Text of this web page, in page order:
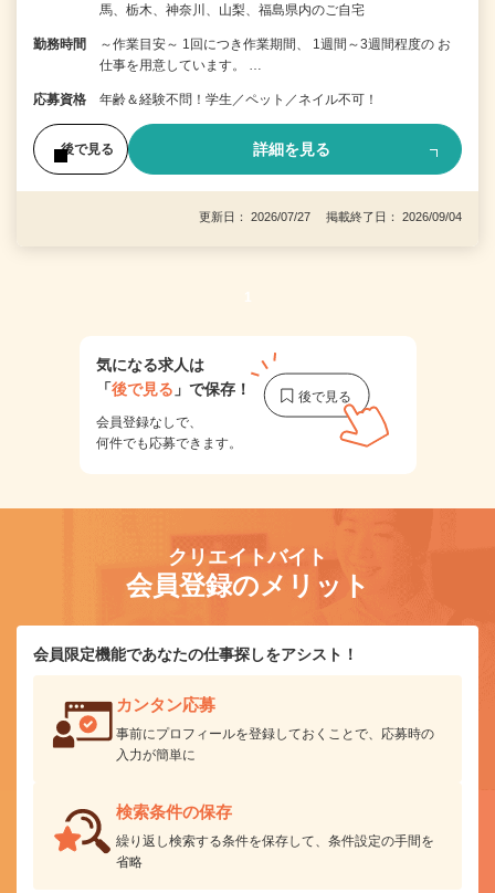
馬、栃木、神奈川、山梨、福島県内のご自宅
勤務時間
～作業目安～ 1回につき作業期間、 1週間～3週間程度の お
仕事を用意しています。 …
応募資格 年齢＆経験不問！学生／ペット／ネイル不可！
後で見る 詳細を見る
更新日： 2026/07/27 掲載終了日： 2026/09/04
1
気になる求人は
「後で見る 」で保存！
会員登録なしで、
何件でも応募できます。
クリエイトバイト
会員登録のメリット
会員限定機能であなたの仕事探しをアシスト！
カンタン応募
事前にプロフィールを登録しておくことで、応募時の
入力が簡単に
検索条件の保存
繰り返し検索する条件を保存して、条件設定の手間を
省略